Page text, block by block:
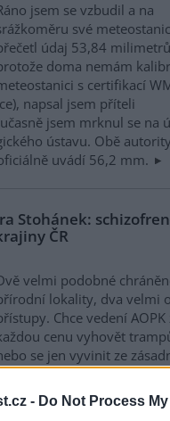
- Do Not Process
jsem se vzbudil a na
své
údaj 53,84
doma nemám
s certifikací
napsal jsem příteli
jsem mrknul se na
ústavu. Obě
uvádí 56,2 mm.
Stohánek:
ČR
velmi podobné
lokality, dva velmi
Chce vedení AOPK
cenu vyhovět
se jen vyvinit ze